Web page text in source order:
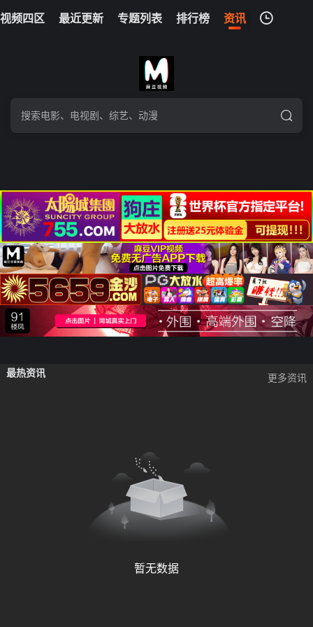
视频四区 最近更新 专题列表 排行榜 资讯
我的观影记录
最热资讯 更多资讯
暂无数据